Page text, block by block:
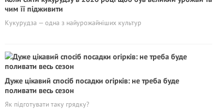
чим її підживити
Кукурудза — одна з найурожайніших культур
Дуже цікавий спосіб посадки огірків: не треба буде
поливати весь сезон
Як підготувати таку грядку?